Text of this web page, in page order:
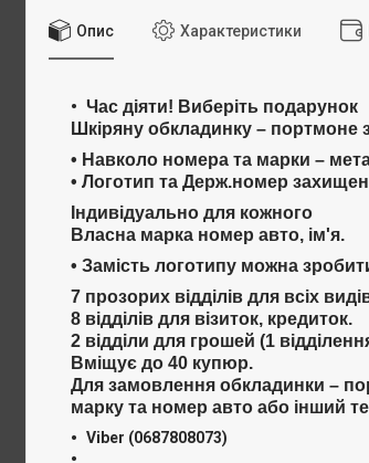
Опис Характеристики
Час діяти! Виберіть подарунок
Шкіряну обкладинку –
• Навколо номера та марки –
• Логотип та Держ.номер
Індивідуально для кожного
Власна марка номер авто, ім'я.
• Замість логотипу можна
7 прозорих відділів для всіх
8 відділів для візиток, кредиток.
2 відділи для грошей (1
Вміщує до 40 купюр.
Для замовлення обкладинки –
марку та номер авто або інший
Viber (0687808073)